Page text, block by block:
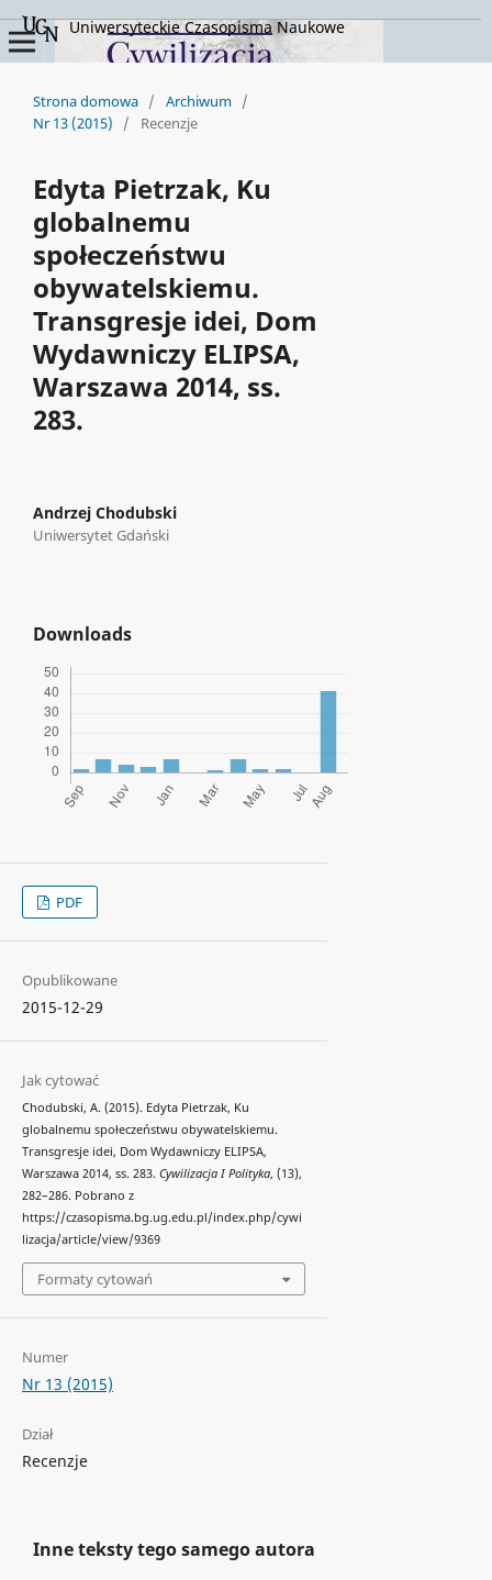
Uniwersyteckie Czasopisma Naukowe
Strona domowa / Archiwum /
Nr 13 (2015)
/ Recenzje
Edyta Pietrzak, Ku
globalnemu
społeczeństwu
obywatelskiemu.
Transgresje idei, Dom
Wydawniczy ELIPSA,
Warszawa 2014, ss.
283.
Andrzej Chodubski
Uniwersytet Gdański
Downloads
PDF
Opublikowane
2015-12-29
Jak cytować
Chodubski, A. (2015). Edyta Pietrzak, Ku
globalnemu społeczeństwu obywatelskiemu.
Transgresje idei, Dom Wydawniczy ELIPSA,
Warszawa 2014, ss. 283. Cywilizacja I Polityka, (13),
282–286. Pobrano z
https://czasopisma.bg.ug.edu.pl/index.php/cywi
lizacja/article/view/9369
Formaty cytowań
Numer
Nr 13 (2015)
Dział
Recenzje
Inne teksty tego samego autora